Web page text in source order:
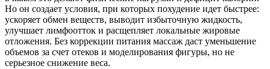
Но он создает условия, при которых похудение идет быстрее:
ускоряет обмен веществ, выводит избыточную жидкость,
улучшает лимфоотток и расщепляет локальные жировые
отложения. Без коррекции питания массаж даст уменьшение
объемов за счет отеков и моделирования фигуры, но не
серьезное снижение веса.